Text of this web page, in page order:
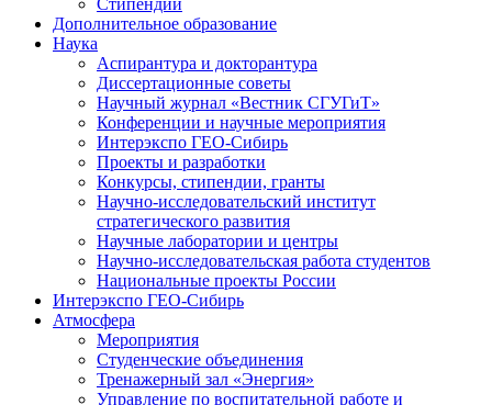
Стипендии
Дополнительное образование
Наука
Аспирантура и докторантура
Диссертационные советы
Научный журнал «Вестник СГУГиТ»
Конференции и научные мероприятия
Интерэкспо ГЕО-Сибирь
Проекты и разработки
Конкурсы, стипендии, гранты
Научно-исследовательский институт
стратегического развития
Научные лаборатории и центры
Научно-исследовательская работа студентов
Национальные проекты России
Интерэкспо ГЕО-Сибирь
Атмосфера
Мероприятия
Студенческие объединения
Тренажерный зал «Энергия»
Управление по воспитательной работе и